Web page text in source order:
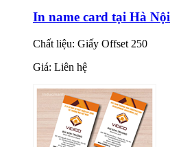
In name card tại Hà Nội
Chất liệu: Giấy Offset 250
Giá: Liên hệ